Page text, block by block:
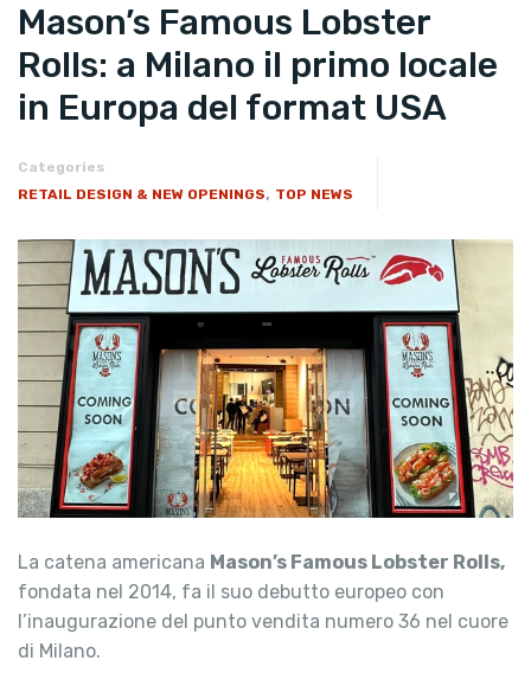
Mason’s Famous Lobster
Rolls: a Milano il primo locale
in Europa del format USA
Categories
RETAIL DESIGN & NEW OPENINGS, TOP NEWS
La catena americana Mason’s Famous Lobster Rolls,
fondata nel 2014, fa il suo debutto europeo con
l’inaugurazione del punto vendita numero 36 nel cuore
di Milano.